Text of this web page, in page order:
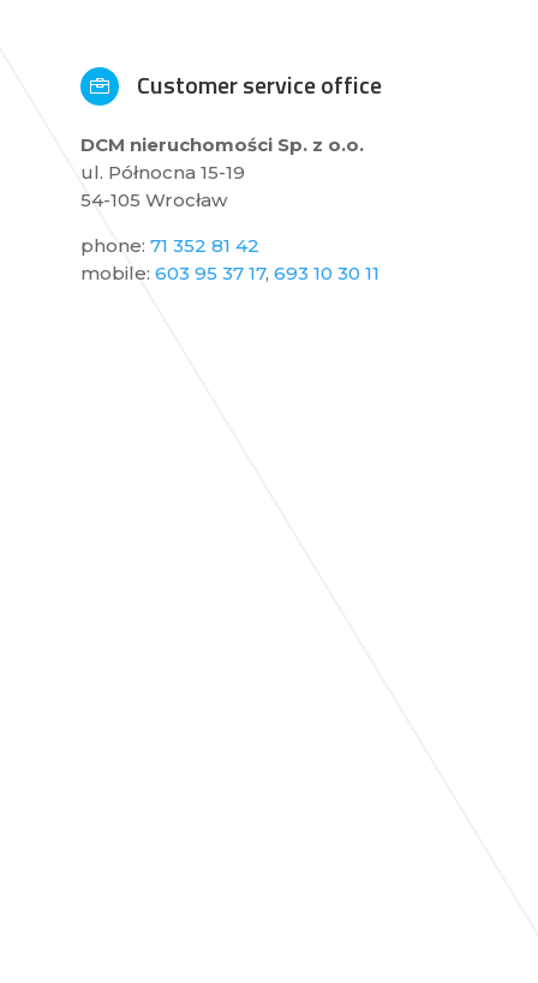
 Customer service office
DCM nieruchomości Sp. z o.o.
ul. Północna 15-19
54-105 Wrocław
phone:71 352 81 42
mobile:603 95 37 17,693 10 30 11